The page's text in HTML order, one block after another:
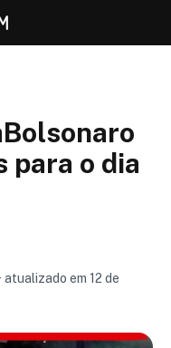
para o dia
atualizado em 12 de